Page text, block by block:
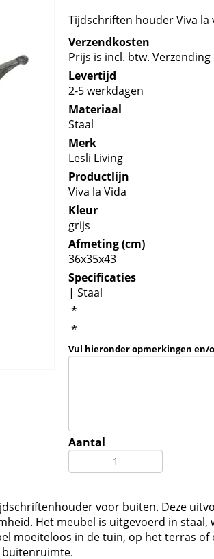
Tijdschriften houder Viva la
Verzendkosten
Prijs is incl. btw.
Levertijd
2-5 werkdagen
Materiaal
Staal
Merk
Lesli Living
Productlijn
Viva la Vida
Kleur
grijs
Afmeting (cm)
36x35x43
Specificaties
| Staal
*
*
Vul hieronder opmerkingen en/
Aantal
voor buiten. Deze
Het meubel is uitgevoerd in staal,
moeiteloos in de tuin, op het terras
buitenruimte.